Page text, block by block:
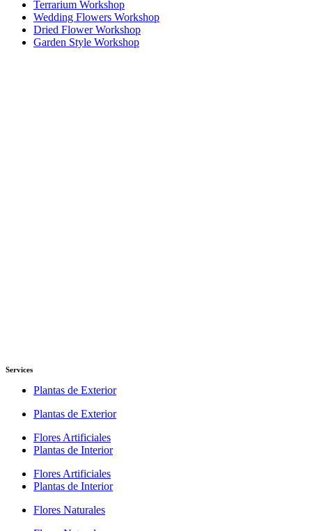
Terrarium Workshop
Wedding Flowers Workshop
Dried Flower Workshop
Garden Style Workshop
Services
Plantas de Exterior
Plantas de Exterior
Flores Artificiales
Plantas de Interior
Flores Artificiales
Plantas de Interior
Flores Naturales